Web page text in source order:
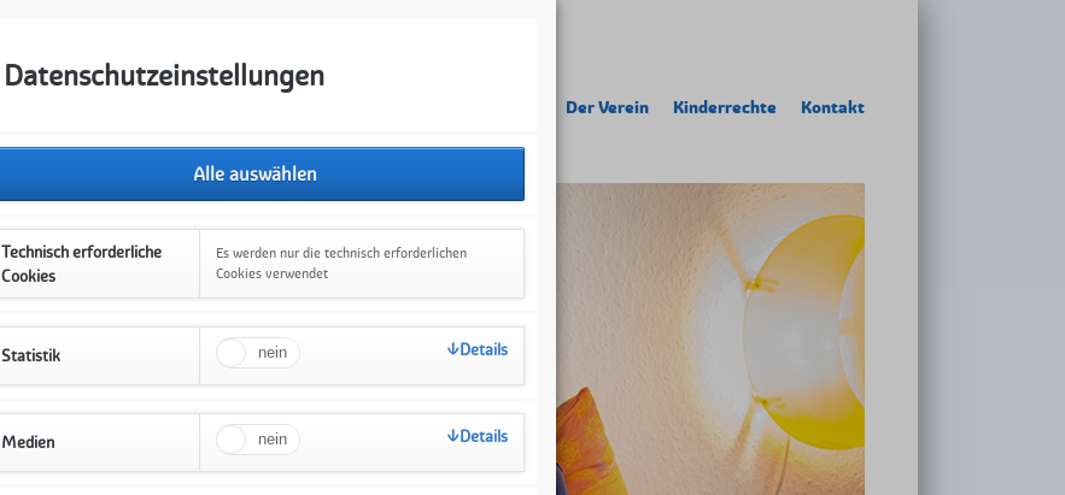
Kinder- und Jugendtelefon
Babysitterkurs
Familienpaten
Begleiteter Umgang
Hausbesuche mit der Hallo-Baby-Tasche
Der Verein Kinderrechte Kontakt
Datenschutzeinstellungen
Technisch erforderliche
Cookies
Es werden nur die technisch erforderlichen
Cookies verwendet
Statistik Details
Medien Details